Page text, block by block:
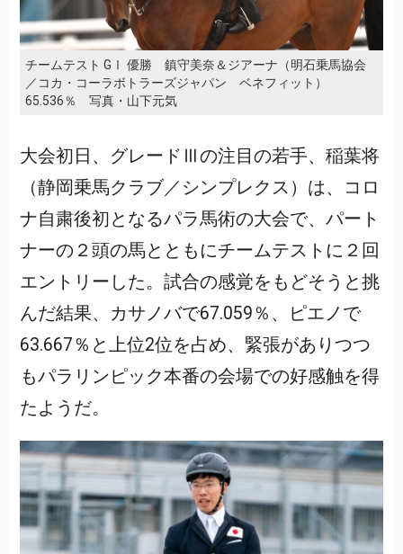
チームテスト GⅠ 優勝 鎮守美奈＆ジアーナ（明石乗馬協会
／コカ・コーラボトラーズジャパン ベネフィット）
65.536％ 写真・山下元気
大会初日、グレードⅢの注目の若手、稲葉将
（静岡乗馬クラブ／シンプレクス）は、コロ
ナ自粛後初となるパラ馬術の大会で、パート
ナーの２頭の馬とともにチームテストに２回
エントリーした。試合の感覚をもどそうと挑
んだ結果、カサノバで67.059％、ピエノで
63.667％と上位2位を占め、緊張がありつつ
もパラリンピック本番の会場での好感触を得
たようだ。